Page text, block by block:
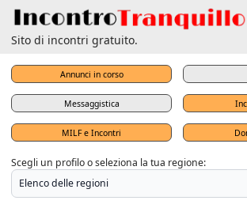
Sito di incontri gratuito.
Annunci in corso
Messaggistica
MILF e Incontri
Scegli un profilo o seleziona la tua regione: